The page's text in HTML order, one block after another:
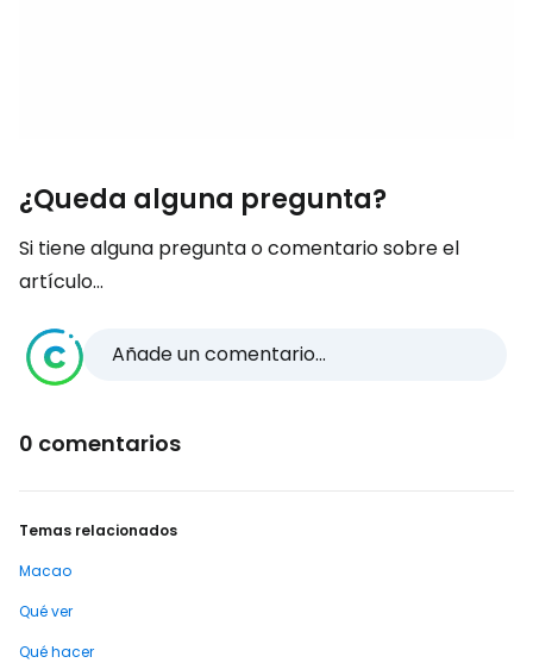
¿Queda alguna pregunta?
Si tiene alguna pregunta o comentario sobre el
artículo...
Añade un comentario...
0 comentarios
Temas relacionados
Macao
Qué ver
Qué hacer